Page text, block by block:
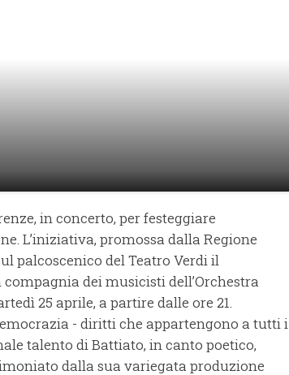
in concerto, per festeggiare
L’iniziativa, promossa dalla Regione
palcoscenico del Teatro Verdi il
dei musicisti dell’Orchestra
25 aprile, a partire dalle ore 21.
- diritti che appartengono a tutti i
talento di Battiato, in canto poetico,
dalla sua variegata produzione